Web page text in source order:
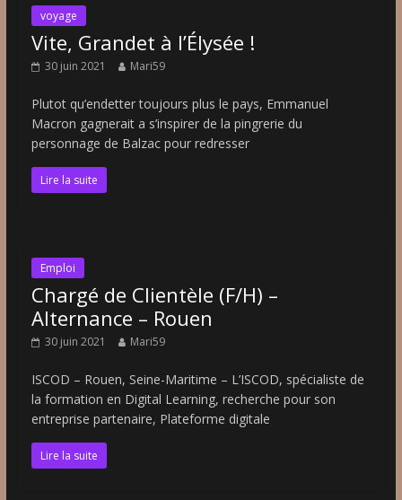
voyage
Vite, Grandet à l’Élysée !
30 juin 2021 Mari59
Plutot qu’endetter toujours plus le pays, Emmanuel
Macron gagnerait a s’inspirer de la pingrerie du
personnage de Balzac pour redresser
Lire la suite
Emploi
Chargé de Clientèle (F/H) –
Alternance – Rouen
30 juin 2021 Mari59
ISCOD – Rouen, Seine-Maritime – L’ISCOD, spécialiste de
la formation en Digital Learning, recherche pour son
entreprise partenaire, Plateforme digitale
Lire la suite